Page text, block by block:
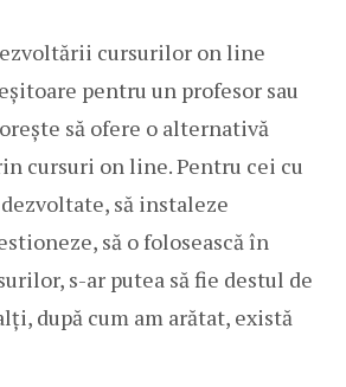
cursurilor on line
pentru un profesor sau
să ofere o alternativă
cursuri on line. Pentru cei cu
să instaleze
să o folosească în
s-ar putea să fie destul de
după cum am arătat, există